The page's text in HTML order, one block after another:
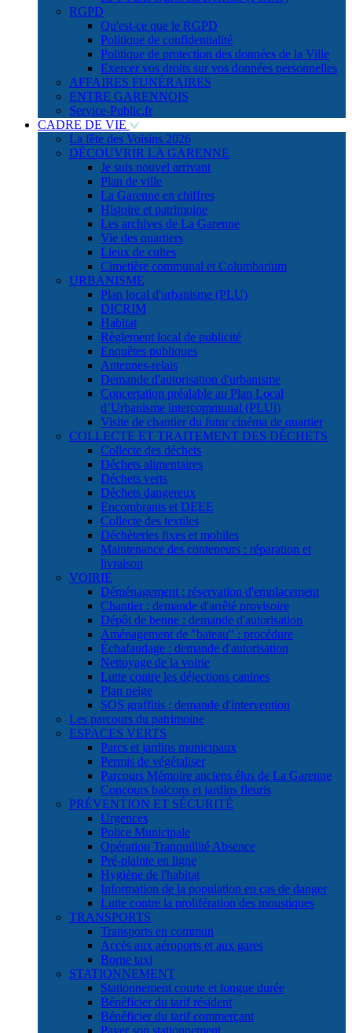
RGPD
Qu'est-ce que le RGPD
Politique de confidentialité
Politique de protection des données de la Ville
Exercer vos droits sur vos données personnelles
AFFAIRES FUNÉRAIRES
ENTRE GARENNOIS
Service-Public.fr
CADRE DE VIE
La fête des Voisins 2026
DÉCOUVRIR LA GARENNE
Je suis nouvel arrivant
Plan de ville
La Garenne en chiffres
Histoire et patrimoine
Les archives de La Garenne
Vie des quartiers
Lieux de cultes
Cimetière communal et Columbarium
URBANISME
Plan local d'urbanisme (PLU)
DICRIM
Habitat
Règlement local de publicité
Enquêtes publiques
Antennes-relais
Demande d'autorisation d'urbanisme
Concertation préalable au Plan Local
d’Urbanisme intercommunal (PLUi)
Visite de chantier du futur cinéma de quartier
COLLECTE ET TRAITEMENT DES DÉCHETS
Collecte des déchets
Déchets alimentaires
Déchets verts
Déchets dangereux
Encombrants et DEEE
Collecte des textiles
Déchèteries fixes et mobiles
Maintenance des conteneurs : réparation et
livraison
VOIRIE
Déménagement : réservation d'emplacement
Chantier : demande d'arrêté provisoire
Dépôt de benne : demande d'autorisation
Aménagement de "bateau" : procédure
Échafaudage : demande d'autorisation
Nettoyage de la voirie
Lutte contre les déjections canines
Plan neige
SOS graffitis : demande d'intervention
Les parcours du patrimoine
ESPACES VERTS
Parcs et jardins municipaux
Permis de végétaliser
Parcours Mémoire anciens élus de La Garenne
Concours balcons et jardins fleuris
PRÉVENTION ET SÉCURITÉ
Urgences
Police Municipale
Opération Tranquillité Absence
Pré-plainte en ligne
Hygiène de l'habitat
Information de la population en cas de danger
Lutte contre la prolifération des moustiques
TRANSPORTS
Transports en commun
Accès aux aéroports et aux gares
Borne taxi
STATIONNEMENT
Stationnement courte et longue durée
Bénéficier du tarif résident
Bénéficier du tarif commerçant
Payer son stationnement